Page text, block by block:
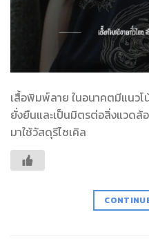
เสื้อพิมพ์ลาย ในอนาคตมีแนว
ยั่งยืนและเป็นมิตรต่อสิ่งแวด
มาใช้วัสดุรีไซเคิล